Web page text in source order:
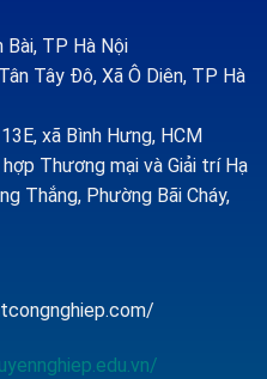
Bài, TP Hà Nội
Tây Đô, Xã Ô Diên, TP Hà
xã Bình Hưng, HCM
Thương mại và Giải trí Hạ
Thắng, Phường Bãi Cháy,